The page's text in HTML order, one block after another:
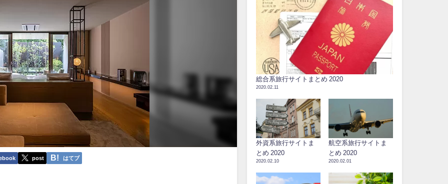
post はてブ
総合系旅行サイトまとめ 2020
2020.02.11
外資系旅行サイトま
とめ 2020
2020.02.10
航空系旅行サイトま
とめ 2020
2020.02.01